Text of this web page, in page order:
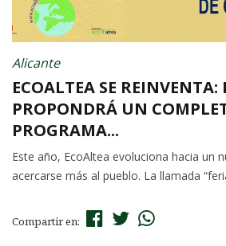
Alicante
ECOALTEA SE REINVENTA:
PROPONDRÁ UN
PROGRAMA...
Este año, EcoAltea evoluciona hacia un
acercarse más al pueblo. La llamada
Compartir en: